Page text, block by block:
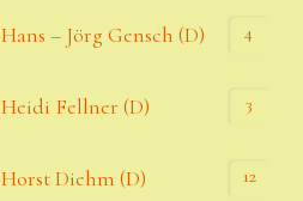
Hans – Jörg Gensch (D) 4
Heidi Fellner (D) 3
Horst Diehm (D) 12